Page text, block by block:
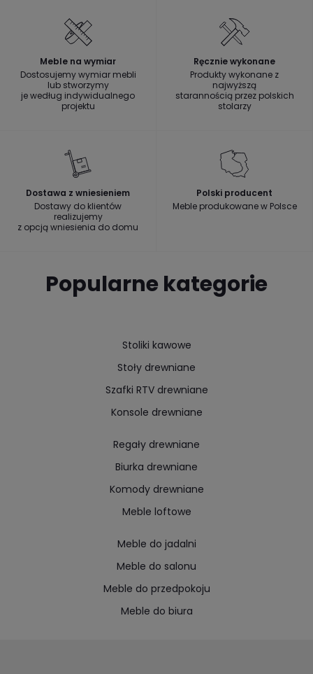
Meble na wymiar
Dostosujemy wymiar mebli
lub stworzymy
je według indywidualnego
projektu
Ręcznie wykonane
Produkty wykonane z
najwyższą
starannością przez polskich
stolarzy
Dostawa z wniesieniem
Dostawy do klientów
realizujemy
z opcją wniesienia do domu
Polski producent
Meble produkowane w Polsce
Popularne kategorie
Stoliki kawowe
Stoły drewniane
Szafki RTV drewniane
Konsole drewniane
Regały drewniane
Biurka drewniane
Komody drewniane
Meble loftowe
Meble do jadalni
Meble do salonu
Meble do przedpokoju
Meble do biura